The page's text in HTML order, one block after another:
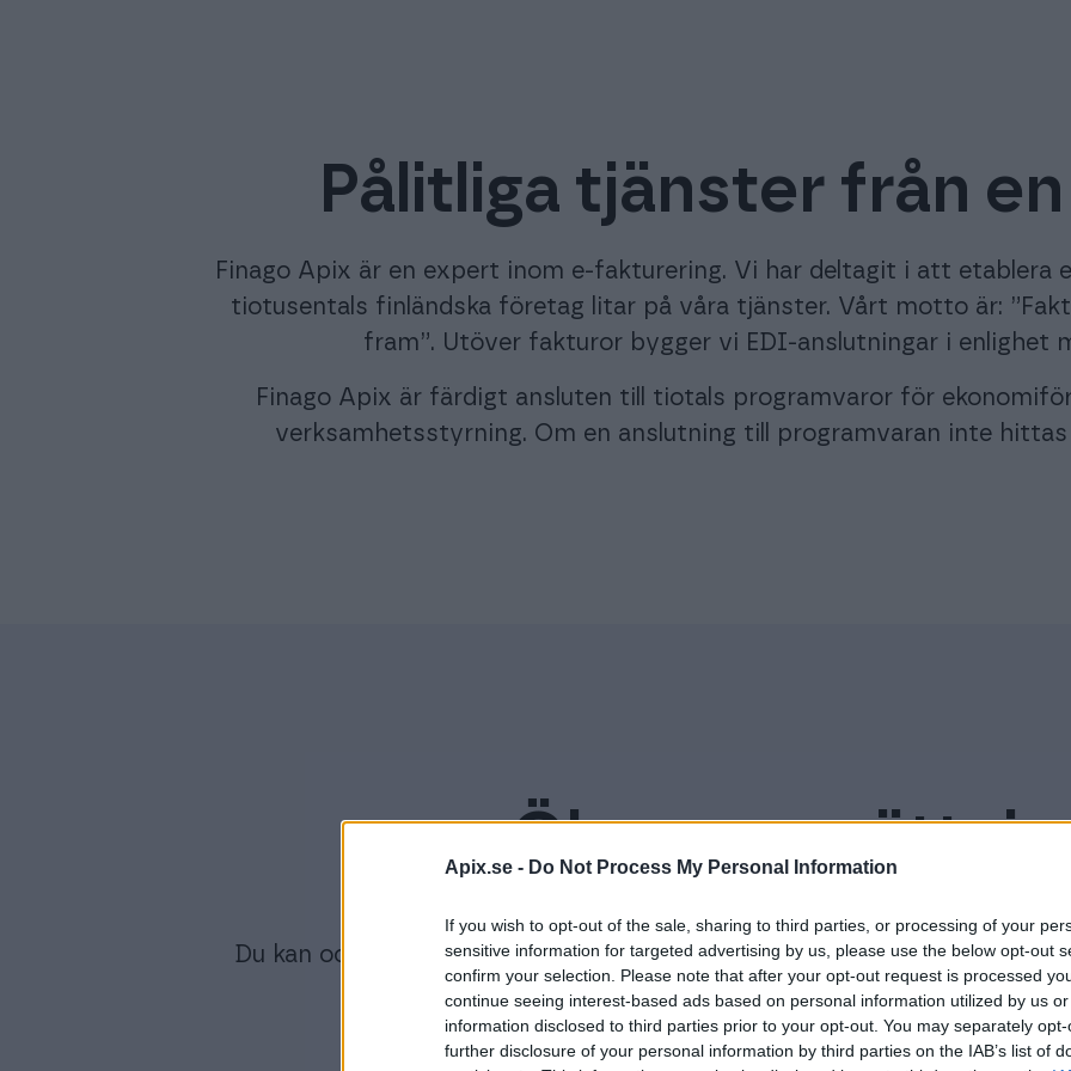
Apix.se - Do Not Process My Personal Information
If you wish to opt-out of the sale, sharing to third parties, or processing of your
sensitive information for targeted advertising by us, please use the below opt-out
confirm your selection. Please note that after your opt-out request is processed
continue seeing interest-based ads based on personal information utilized by us
information disclosed to third parties prior to your opt-out. You may separately
further disclosure of your personal information by third parties on the IAB’s list of
Pålitliga tjänster från
Finago Apix är en expert inom e-fakturering. Vi har deltagit i att etablera
tiotusentals finländska företag litar på våra tjänster. Vårt motto är:
fram”. Utöver fakturor bygger vi EDI-anslutningar i enlighet
Finago Apix är färdigt ansluten till tiotals programvaror för
verksamhetsstyrning. Om en anslutning till programvaran inte hittas
Öka er
Sälj Finago Apix tjänster med de paketerings- och
Du kan också låta Apix ta hand om försäljningen varvid du får en